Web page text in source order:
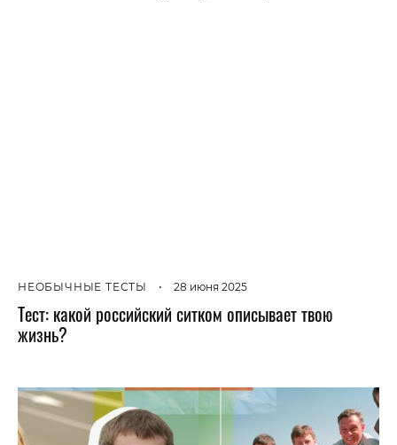
НЕОБЫЧНЫЕ ТЕСТЫ • 28 июня 2025
Тест: какой российский ситком описывает твою
жизнь?